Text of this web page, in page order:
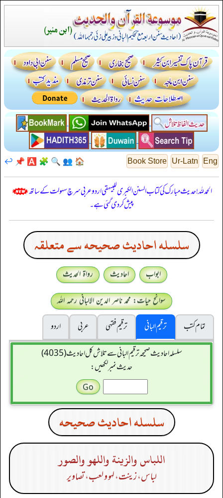
Eng
Ur-Latn
Book Store
🏠
👥
🔍
🧩
🅰️
📌
↩️
الحمدللہ! حدیث مبارک کی کتاب السنن الكبرى للبيهقي اردو عربی سرچ سہولت کے ساتھ
پیش کر دی گئی ہے۔
سلسله احاديث صحيحه سے متعلقہ
ابواب احادیث
رواۃ الحدیث
سوانح حیات: محمد ناصر الدین الالبانی رحمہ اللہ
تمام کتب
ترقیم البانی ترقيم فقہی عربی
اردو
سلسله احاديث صحيحه ترقیم البانی سے تلاش کل احادیث (4035)
حدیث نمبر لکھیں:
سلسله احاديث صحيحه
اللباس والزينة واللهو والصور
لباس، زینت، لہو و لعب، تصاویر